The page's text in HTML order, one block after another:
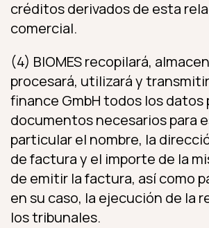
créditos derivados de esta
comercial.
(4) BIOMES recopilará,
procesará, utilizará y
finance GmbH todos los datos
documentos necesarios para
particular el nombre, la
de factura y el importe de la
de emitir la factura, así como
en su caso, la ejecución de la
los tribunales.